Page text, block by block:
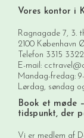
Vores kontor i
Ragnagade 7, 3.
2100 København
Telefon 3315 3322
E-mail:
Mandag-fredag: 9-
Lørdag, søndag
Book et møde
tidspunkt, der
Vi er medlem af